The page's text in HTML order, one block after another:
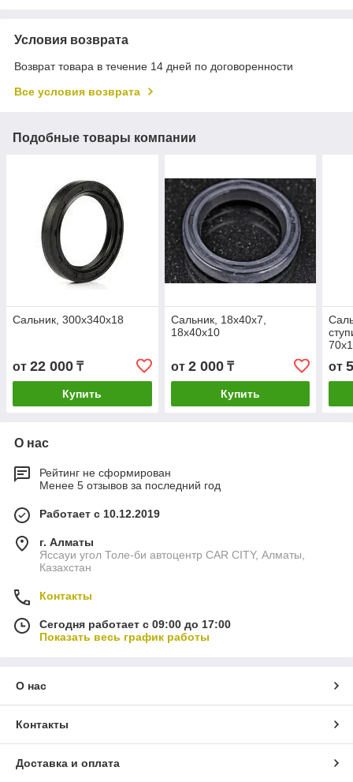
Условия возврата
Возврат товара в течение 14 дней по договоренности
Все условия возврата
Подобные товары компании
Сальник, 300х340х18
от 22 000 ₸
Купить
Сальник, 18х40х7,
18х40х10
от 2 000₸
Купить
от
О нас
Рейтинг не сформирован
Менее 5 отзывов за последний год
Работает с 10.12.2019
г. Алматы
Яссауи угол Толе-би автоцентр CAR CITY, Алматы,
Казахстан
Контакты
Сегодня работает с 09:00 до 17:00
Показать весь график работы
О нас
Контакты
Доставка и оплата